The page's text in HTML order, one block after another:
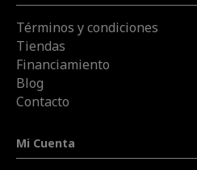
Términos y condiciones
Tiendas
Financiamiento
Blog
Contacto
Mi Cuenta